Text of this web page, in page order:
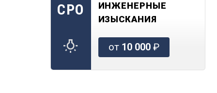
СРО
ИНЖЕНЕРНЫЕ
ИЗЫСКАНИЯ
от 10 000₽